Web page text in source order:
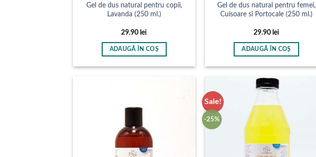
Gel de dus natural pentru copii,
Lavanda (250 ml.)
29.90 lei
ADAUGĂ ÎN COȘ
Gel de dus natural pentru femei,
Cuisoare si Portocale (250 ml.)
29.90 lei
ADAUGĂ ÎN COȘ
Sale!
-25%